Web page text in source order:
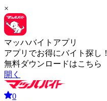
×
マッハバイトアプリ
アプリでお得にバイト探し！
無料ダウンロードはこちら
開く
0